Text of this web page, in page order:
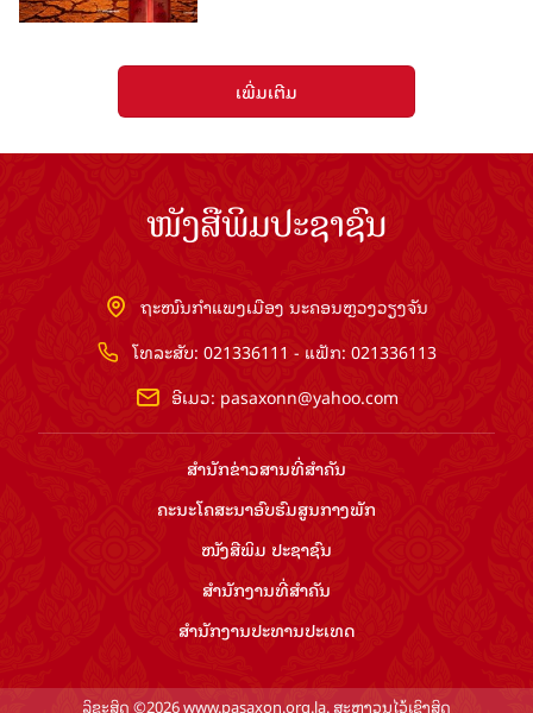
ເພີ່ມເຕີມ
ໜັງສືພິມປະຊາຊົນ
ຖະໜົນກຳແພງເມືອງ ນະຄອນຫຼວງວຽງຈັນ
ໂທລະສັບ: 021336111 - ແຟັກ: 021336113
ອີເມວ: pasaxonn@yahoo.com
ສຳ​ນັກ​ຂ່າວ​ສານ​ທີ່​ສຳ​ຄັນ​
ຄະນະໂຄສະນາອົບຮົມ​ສູນ​ກາງ​ພັກ
ໜັງສືພິມ ປະ​ຊາ​ຊົນ
ສຳ​ນັກ​ງານ​ທີ່​ສຳ​ຄັນ
ສຳ​ນັກ​ງານ​ປະ​ທານ​ປະ​ເທດ
ລິຂະສິດ ©2026 www.pasaxon.org.la. ສະຫງວນໄວ້ເຊິງສິດ